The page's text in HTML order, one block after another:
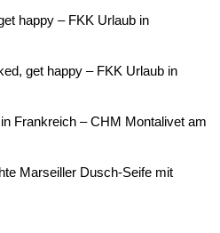
happy – FKK Urlaub in
get happy – FKK Urlaub in
Frankreich – CHM Montalivet am
Marseiller Dusch-Seife mit